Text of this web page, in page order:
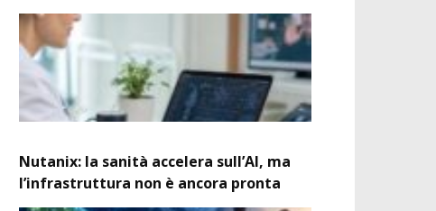
Nutanix: la sanità accelera sull’AI, ma
l’infrastruttura non è ancora pronta